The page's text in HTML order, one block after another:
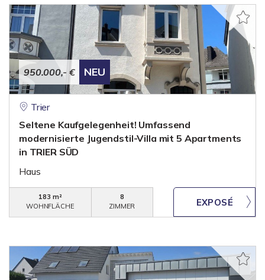
950.000,- € NEU
Trier
Seltene Kaufgelegenheit! Umfassend
modernisierte Jugendstil-Villa mit 5 Apartments
in TRIER SÜD
Haus
183 m²
WOHNFLÄCHE
8
ZIMMER